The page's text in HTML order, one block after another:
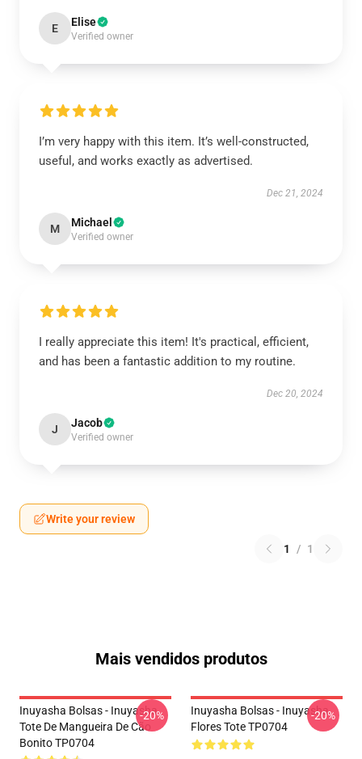
E Elise
Verified owner
I’m very happy with this item. It’s well-constructed,
useful, and works exactly as advertised.
Dec 21, 2024
M Michael
Verified owner
I really appreciate this item! It's practical, efficient,
and has been a fantastic addition to my routine.
Dec 20, 2024
J Jacob
Verified owner
Write your review
1 / 1
Mais vendidos produtos
Inuyasha Bolsas - Inuyasha
Tote De Mangueira De Cão
Bonito TP0704
-20%
Inuyasha Bolsas - Inuyasha
Flores Tote TP0704
-20%